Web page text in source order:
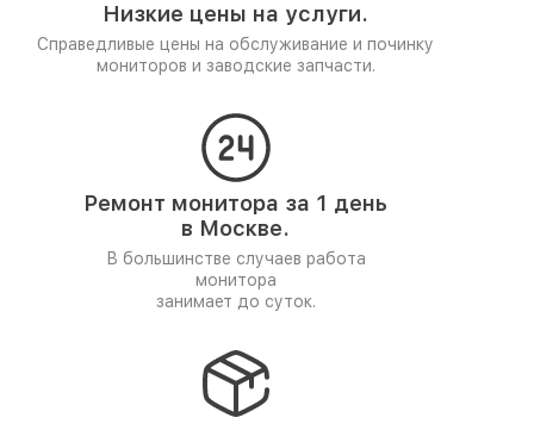
Низкие цены на услуги.
Справедливые цены на обслуживание и починку
мониторов и заводские запчасти.
Ремонт монитора за 1 день
в Москве.
В большинстве случаев работа
монитора
занимает до суток.